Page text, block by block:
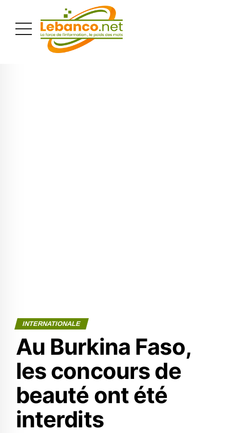
INTERNATIONALE
Au Burkina Faso,
les concours de
beauté ont été
interdits